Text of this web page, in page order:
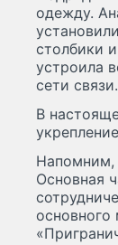
одежду.
столбики
устроила
сети связи.
В
Напомним,
Основная
основного